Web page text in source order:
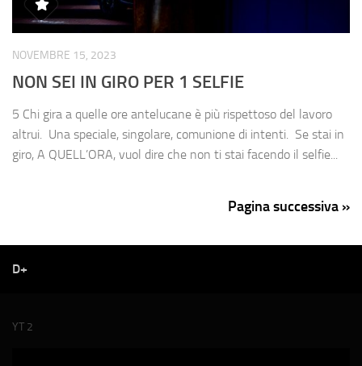
NOVEMBRE 15, 2023
NON SEI IN GIRO PER 1 SELFIE
5 Chi gira a quelle ore antelucane è più rispettoso del lavoro
altrui. Una speciale, singolare, comunione di intenti. Se stai in
giro, A QUELL’ORA, vuol dire che non ti stai facendo il selfie...
Pagina successiva »
D+
YT 2